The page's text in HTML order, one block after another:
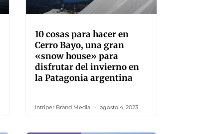
10 cosas para hacer en
Cerro Bayo, una gran
«snow house» para
disfrutar del invierno en
la Patagonia argentina
Intriper Brand Media agosto 4, 2023